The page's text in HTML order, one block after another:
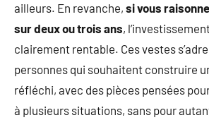
ailleurs. En revanche, si vous
sur deux ou trois ans,
clairement rentable. Ces vestes
personnes qui souhaitent construire
réfléchi, avec des pièces pensées
à plusieurs situations, sans pour